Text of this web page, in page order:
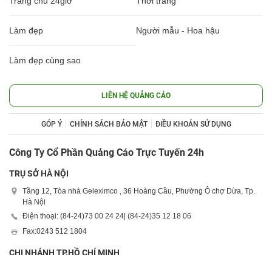
Làm đẹp Người mẫu - Hoa hậu
Làm đẹp cùng sao
LIÊN HỆ QUẢNG CÁO
GÓP Ý CHÍNH SÁCH BẢO MẬT ĐIỀU KHOẢN SỬ DỤNG
Công Ty Cổ Phần Quảng Cáo Trực Tuyến 24h
TRỤ SỞ HÀ NỘI
Tầng 12, Tòa nhà Geleximco , 36 Hoàng Cầu, Phường Ô chợ Dừa, Tp.
Hà Nội
Điện thoại: (84-24)73 00 24 24 | (84-24)35 12 18 06
Fax:0243 512 1804
CHI NHÁNH TP.HỒ CHÍ MINH